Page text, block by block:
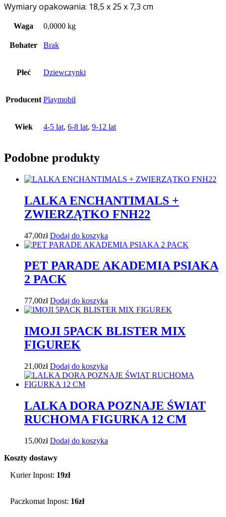
Wymiary opakowania: 18,5 x 25 x 7,3 cm
Waga 0,0000 kg
Bohater Brak
Płeć Dziewczynki
Producent Playmobil
Wiek 4-5 lat, 6-8 lat, 9-12 lat
Podobne produkty
LALKA ENCHANTIMALS +
ZWIERZĄTKO FNH22
47,00zł Dodaj do koszyka
PET PARADE AKADEMIA PSIAKA
2 PACK
77,00zł Dodaj do koszyka
IMOJI 5PACK BLISTER MIX
FIGUREK
21,00zł Dodaj do koszyka
LALKA DORA POZNAJE ŚWIAT
RUCHOMA FIGURKA 12 CM
15,00zł Dodaj do koszyka
Koszty dostawy
Kurier Inpost: 19zł
Paczkomat Inpost: 16zł